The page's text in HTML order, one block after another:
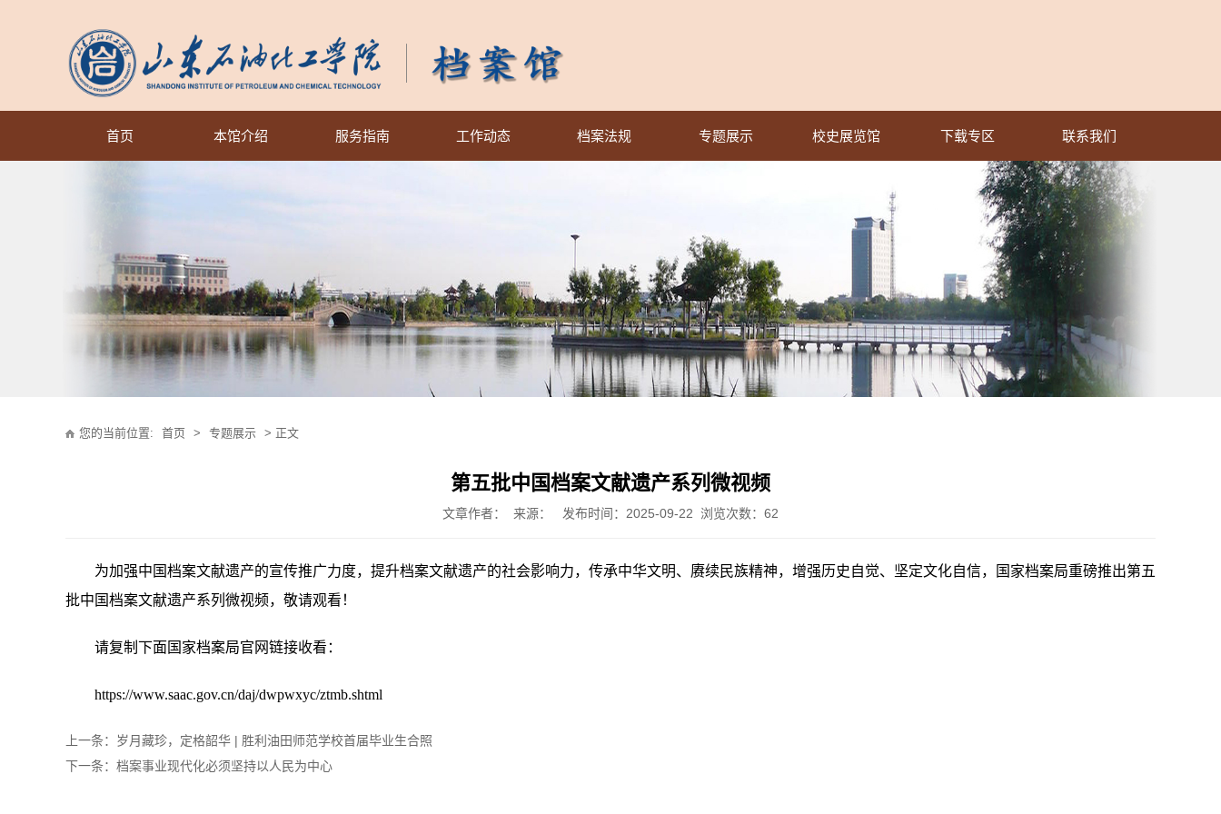
首页 本馆介绍 服务指南 工作动态 档案法规 专题展示 校史展览馆 下载专区 联系我们
您的当前位置: 首页 > 专题展示 > 正文
第五批中国档案文献遗产系列微视频
文章作者： 来源： 发布时间：2025-09-22 浏览次数： 62
为加强中国档案文献遗产的宣传推广力度，提升档案文献遗产的社会影响力，传承中华文明、赓续民族精神，增强历史自觉、坚定文化自信，国 家档案局重磅推出第五
批中国档案文献遗产系列微视频， 敬请观看！
请复制下面国家档案局官网链接收看：
https://www.saac.gov.cn/daj/dwpwxyc/ztmb.shtml
上一条：岁月藏珍，定格韶华 | 胜利油田师范学校首届毕业生合照
下一条：档案事业现代化必须坚持以人民为中心